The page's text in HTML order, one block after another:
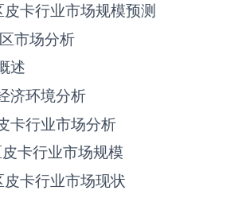
皮卡‌‌‌行业市场规模预测
市场分析
述
济环境分析
卡‌‌‌行业市场分析
皮卡‌‌‌行业市场规模
皮卡‌‌‌行业市场现状